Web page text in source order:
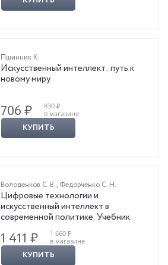
Пшинник К.
Искусственный интеллект: путь к
новому миру
706 ₽
830 ₽
в магазине
КУПИТЬ
Володенков С. В., Федорченко С. Н.
Цифровые технологии и
искусственный интеллект в
современной политике. Учебник
1 411 ₽
1 660 ₽
в магазине
КУПИТЬ